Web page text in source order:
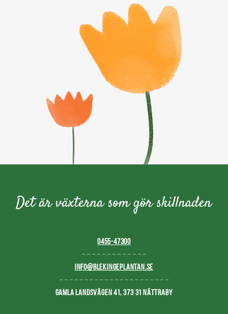
0455-47300
INFO@BLEKINGEPLANTAN.SE
GAMLA LANDSVÄGEN 41, 373 31 NÄTTRABY